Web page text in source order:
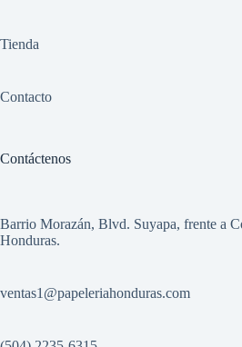
Tienda
Contacto
Contáctenos
Barrio Morazán, Blvd. Suyapa, frente a
Honduras.
ventas1@papeleriahonduras.com